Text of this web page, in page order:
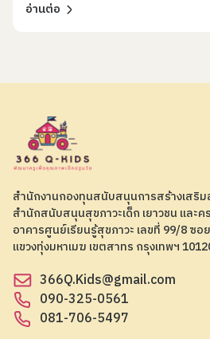
อ่านต่อ
สำนักงานกองทุนสนับสนุนการสร้างเสริ
สำนักสนับสนุนสุขภาวะเด็ก เยาวชน และ
อาคารศูนย์เรียนรู้สุขภาวะ เลขที่ 99/8 ซอ
แขวงทุ่งมหาเมฆ เขตสาทร กรุงเทพฯ
366Q.Kids@gmail.com
090-325-0561
081-706-5497